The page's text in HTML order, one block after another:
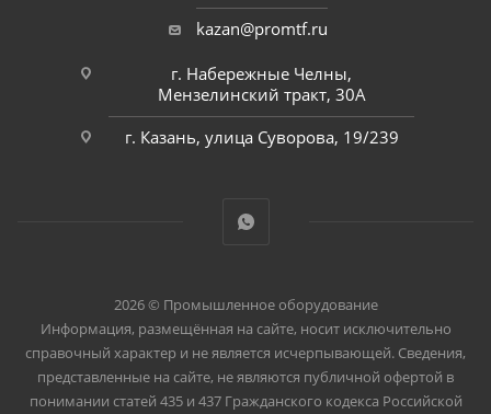
kazan@promtf.ru
г. Набережные Челны,
Мензелинский тракт, 30А
г. Казань, улица Суворова, 19/239
2026 © Промышленное оборудование
Информация, размещённая на сайте, носит исключительно
справочный характер и не является исчерпывающей. Сведения,
представленные на сайте, не являются публичной офертой в
понимании статей 435 и 437 Гражданского кодекса Российской